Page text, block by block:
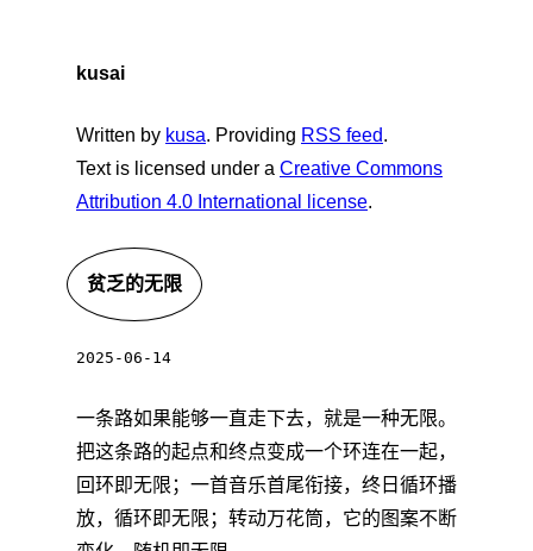
kusai
Written by kusa. Providing RSS feed.
Text is licensed under a Creative Commons
Attribution 4.0 International license.
贫乏的无限
2025-06-14
一条路如果能够一直走下去，就是一种无限。
把这条路的起点和终点变成一个环连在一起，
回环即无限；一首音乐首尾衔接，终日循环播
放，循环即无限；转动万花筒，它的图案不断